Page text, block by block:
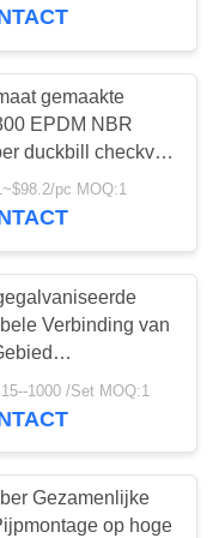
de
ervaring
gemaakte
EPDM NBR
duckbill checkval
jaar ervaring voor
pc MOQ:1
Verbinding van
met
van Laag
1000 /Set MOQ:1
Gezamenlijke
op hoge